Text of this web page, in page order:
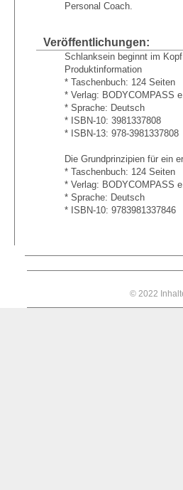
Personal Coach.
Veröffentlichungen:
Schlanksein beginnt im
Produktinformation
* Taschenbuch: 124 Seiten
* Verlag: BODYCOMPASS
* Sprache: Deutsch
* ISBN-10: 3981337808
* ISBN-13: 978-3981337808
Die Grundprinzipien für ein
* Taschenbuch: 124 Seiten
* Verlag: BODYCOMPASS
* Sprache: Deutsch
* ISBN-10: 9783981337846
© 2022